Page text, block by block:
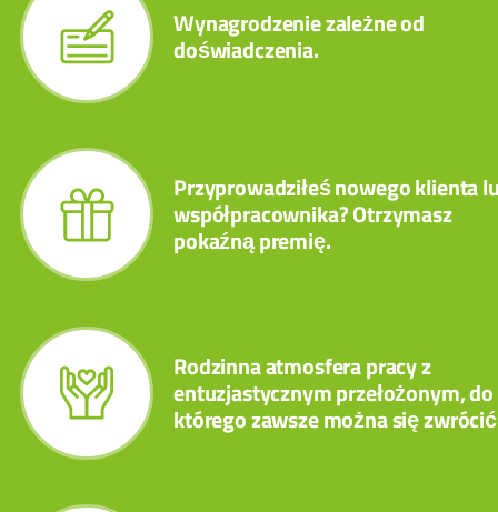
Wynagrodzenie zależne od
doświadczenia.
Przyprowadziłeś nowego klienta
współpracownika? Otrzymasz
pokaźną premię.
Rodzinna atmosfera pracy z
entuzjastycznym przełożonym, do
którego zawsze można się